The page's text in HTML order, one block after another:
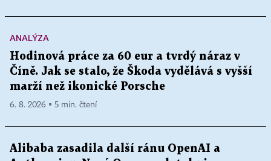
ANALÝZA
Hodinová práce za 60 eur a tvrdý náraz v
Číně. Jak se stalo, že Škoda vydělává s vyšší
marží než ikonické Porsche
6. 8. 2026 ▪ 5 min. čtení
Alibaba zasadila další ránu OpenAI a